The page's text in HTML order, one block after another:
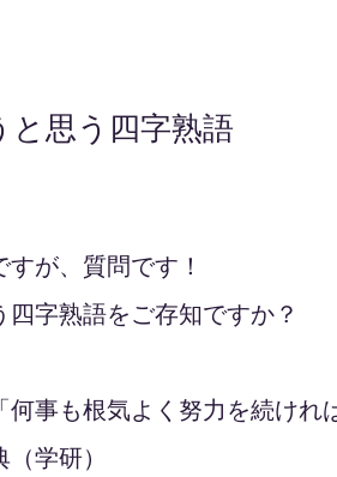
思う四字熟語
が、質問です！
四字熟語をご存知ですか？
何事も根気よく努力を続け
学研）